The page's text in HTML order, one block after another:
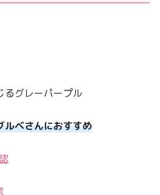
るグレーパープル
ルベさんにおすすめ